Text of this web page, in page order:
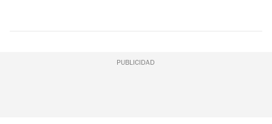
PUBLICIDAD